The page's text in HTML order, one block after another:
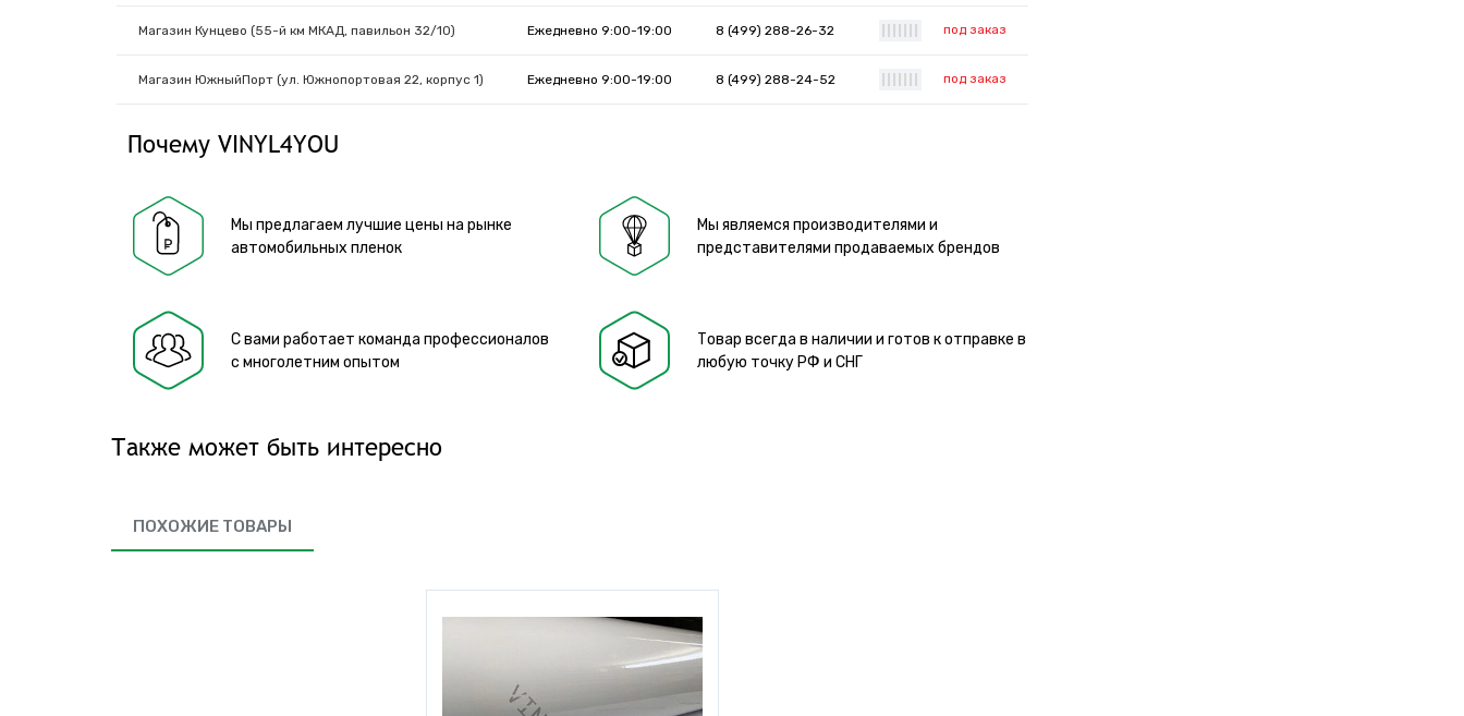
Магазин Кунцево (55-й км МКАД, павильон 32/10) Ежедневно 9:00-19:00 8 (499) 288-26-32 под заказ
Магазин ЮжныйПорт (ул. Южнопортовая 22, корпус 1) Ежедневно 9:00-19:00 8 (499) 288-24-52 под заказ
Почему VINYL4YOU
Мы предлагаем лучшие цены на рынке
автомобильных пленок
Мы являемся производителями и
представителями продаваемых брендов
С вами работает команда профессионалов
с многолетним опытом
Товар всегда в наличии и готов к отправке в
любую точку РФ и СНГ
Также может быть интересно
ПОХОЖИЕ ТОВАРЫ